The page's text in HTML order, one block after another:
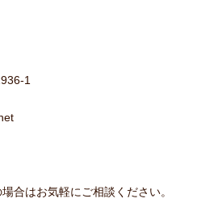
1
合はお気軽にご相談ください。